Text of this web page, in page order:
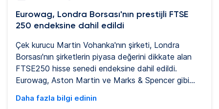
Eurowag, Londra Borsası'nın prestijli FTSE
250 endeksine dahil edildi
Çek kurucu Martin Vohanka'nın şirketi, Londra
Borsası'nın şirketlerin piyasa değerini dikkate alan
FTSE250 hisse senedi endeksine dahil edildi.
Eurowag, Aston Martin ve Marks & Spencer gibi
Daha fazla bilgi edinin